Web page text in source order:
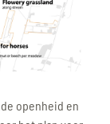
openheid en